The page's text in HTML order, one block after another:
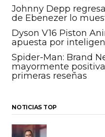
Johnny Depp
de Ebenezer lo
Dyson V16 Piston
apuesta por
Spider-Man: Brand
mayormente
primeras reseñas
NOTICIAS TOP